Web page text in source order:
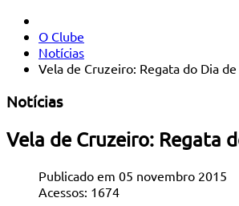
O Clube
Notícias
Vela de Cruzeiro: Regata do Dia
Notícias
Vela de Cruzeiro: Regata
Publicado em 05 novembro 2015
Acessos: 1674